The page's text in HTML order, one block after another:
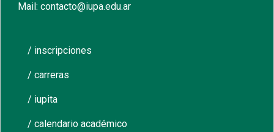
Mail: contacto@iupa.edu.ar
/ inscripciones
/ carreras
/ iupita
/ calendario académico